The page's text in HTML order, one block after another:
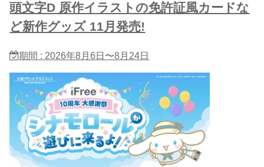
頭文字D 原作イラストの免許証風カードな
ど新作グッズ 11月発売!
期間 : 2026年8月6日〜8月24日